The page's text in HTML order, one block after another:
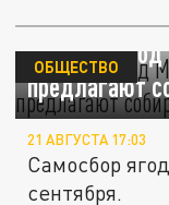
На ферме
предлагают
ОБЩЕСТВО
21 АВГУСТА 17:03
Самосбор
сентября.